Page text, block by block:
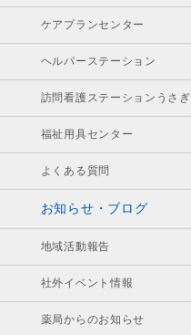
ケアプランセンター
ヘルパーステーション
訪問看護ステーションうさぎ
福祉用具センター
よくある質問
お知らせ・ブログ
地域活動報告
社外イベント情報
薬局からのお知らせ